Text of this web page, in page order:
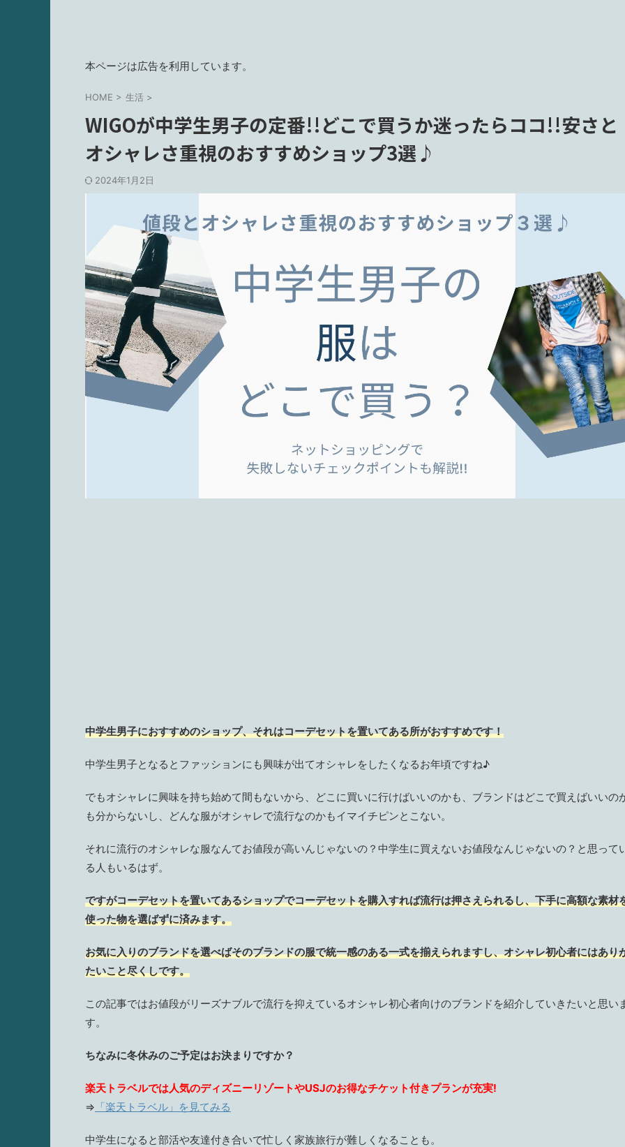
本ページは広告を利用しています。
HOME > 生活 >
WIGOが中学生男子の定番!!どこで買うか迷ったらココ!!安さと
オシャレさ重視のおすすめショップ3選♪
2024年1月2日
中学生男子におすすめのショップ、それはコーデセットを置いてある所がおすすめです！
中学生男子となるとファッションにも興味が出てオシャレをしたくなるお年頃ですね♪
でもオシャレに興味を持ち始めて間もないから、どこに買いに行けばいいのかも、ブランドはどこで買えばいいの
も分からないし、どんな服がオシャレで流行なのかもイマイチピンとこない。
それに流行のオシャレな服なんてお値段が高いんじゃないの？中学生に買えないお値段なんじゃないの？と思って
る人もいるはず。
ですがコーデセットを置いてあるショップでコーデセットを購入すれば流行は押さえられるし、下手に高額な素材
使った物を選ばずに済みます。
お気に入りのブランドを選べばそのブランドの服で統一感のある一式を揃えられますし、オシャレ初心者にはあり
たいこと尽くしです。
この記事ではお値段がリーズナブルで流行を抑えているオシャレ初心者向けのブランドを紹介していきたいと思い
す。
ちなみに冬休みのご予定はお決まりですか？
楽天トラベルでは人気のディズニーリゾートやUSJのお得なチケット付きプランが充実!
⇒ 「楽天トラベル」を見てみる
中学生になると部活や友達付き合いで忙しく家族旅行が難しくなることも。